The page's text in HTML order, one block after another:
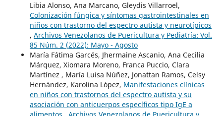
Libia Alonso, Ana Marcano, Gleydis Villarroel,
Colonización fúngica y síntomas gastrointestinales en
niños con trastorno del espectro autista y neurotípicos
, Archivos Venezolanos de Puericultura y Pediatría: Vol.
85 Núm. 2 (2022): Mayo - Agosto
María Fátima Garcés, Jhermaine Ascanio, Ana Cecilia
Márquez, Xiomara Moreno, Franca Puccio, Clara
Martínez , María Luisa Núñez, Jonattan Ramos, Celsy
Hernández, Karolina López, Manifestaciones clínicas
en niños con trastornos del espectro autista y su
asociación con anticuerpos específicos tipo IgE a